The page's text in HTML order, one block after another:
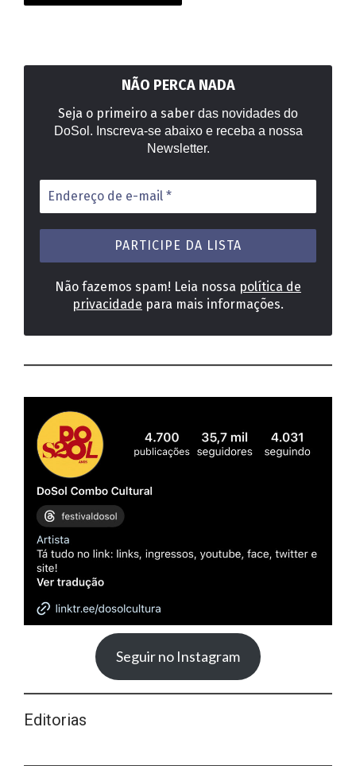
NÃO PERCA NADA
Seja o primeiro a saber das novidades do
DoSol. Inscreva-se abaixo e receba a nossa
Newsletter.
Endereço
de
e-
mail
Não fazemos spam! Leia nossa política de
privacidade para mais informações.
Seguir no Instagram
Editorias